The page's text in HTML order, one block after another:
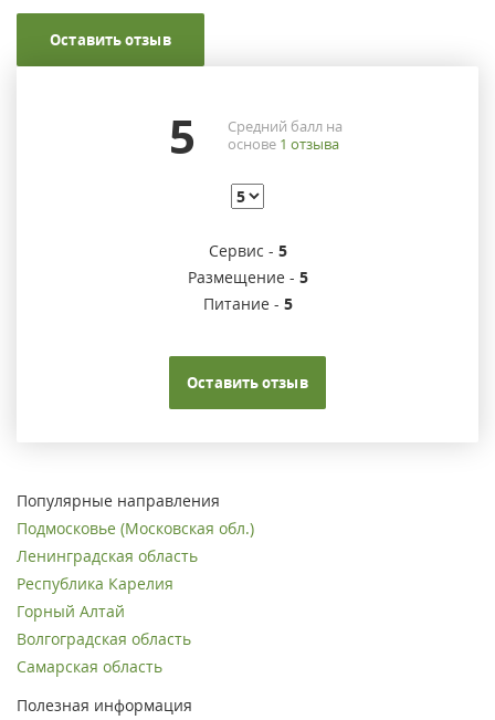
Оставить отзыв
5
Средний балл на
основе 1 отзыва
Сервис - 5
Размещение - 5
Питание - 5
Оставить отзыв
Популярные направления
Подмосковье (Московская обл.)
Ленинградская область
Республика Карелия
Горный Алтай
Волгоградская область
Самарская область
Полезная информация